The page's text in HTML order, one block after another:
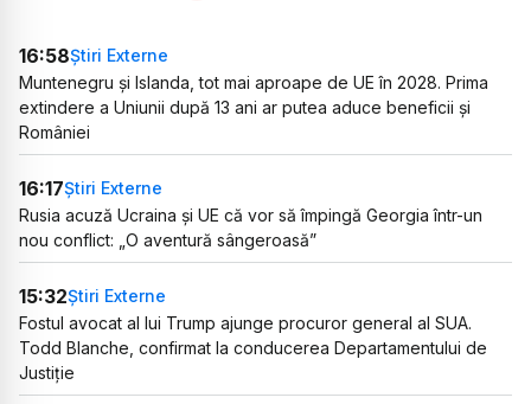
16:58Știri Externe
Muntenegru și Islanda, tot mai aproape de UE în 2028. Prima
extindere a Uniunii după 13 ani ar putea aduce beneficii și
României
16:17Știri Externe
Rusia acuză Ucraina și UE că vor să împingă Georgia într-un
nou conflict: „O aventură sângeroasă”
15:32Știri Externe
Fostul avocat al lui Trump ajunge procuror general al SUA.
Todd Blanche, confirmat la conducerea Departamentului de
Justiție